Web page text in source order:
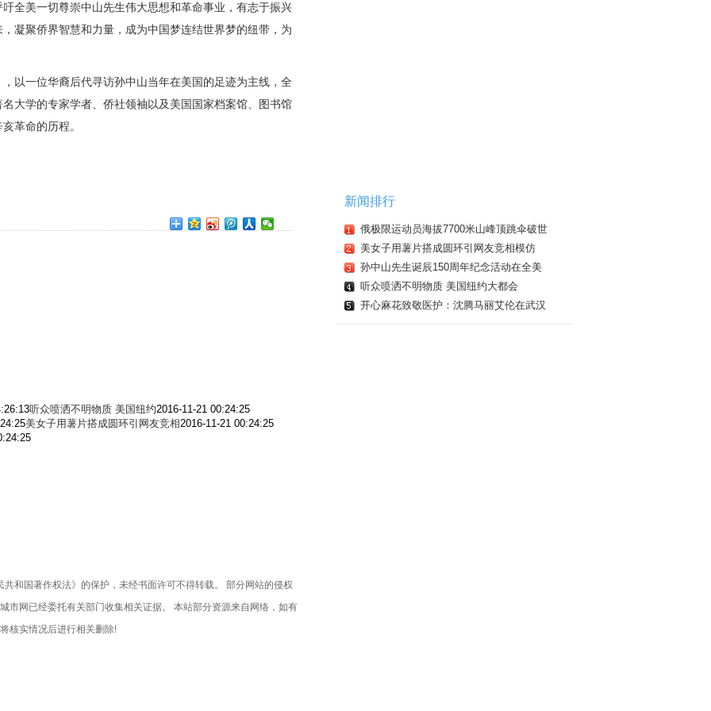
全美一切尊崇中山先生伟大思想和革命事业，有志于振兴
凝聚侨界智慧和力量，成为中国梦连结世界梦的纽带，为
以一位华裔后代寻访孙中山当年在美国的足迹为主线，全
大学的专家学者、侨社领袖以及美国国家档案馆、图书馆
革命的历程。
听众喷洒不明物质 美国纽约2016-11-21 00:24:25
美女子用薯片搭成圆环引网友竞相2016-11-21 00:24:25
国著作权法》的保护，未经书面许可不得转载。 部分网站的侵权
市网已经委托有关部门收集相关证据。 本站部分资源来自网络，如有
核实情况后进行相关删除!
新闻排行
俄极限运动员海拔7700米山峰顶跳伞破世
美女子用薯片搭成圆环引网友竞相模仿
孙中山先生诞辰150周年纪念活动在全美
听众喷洒不明物质 美国纽约大都会
开心麻花致敬医护：沈腾马丽艾伦在武汉